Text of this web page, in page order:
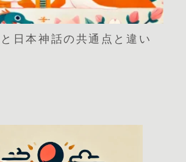
日本神話の共通点と違い